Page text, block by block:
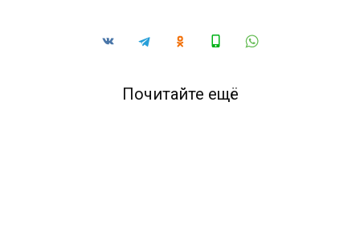
Почитайте ещё